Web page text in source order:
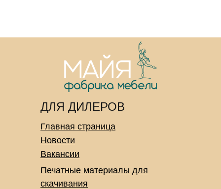
ДЛЯ ДИЛЕРОВ
Главная страница
Новости
Печатные материалы для
скачивания
Вакансии